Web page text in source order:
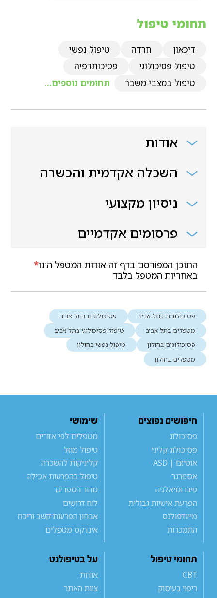
תחומי טיפול
דיכאון חרדה
טיפול נפשי
טיפול פסיכולוגי
פסיכותרפיה
טיפול במצבי משבר
תחומים נוספים...
אודות
השכלה אקדמית והכשרה
ניסיון מקצועי
פרסומים אקדמיים
*התוכן המפורסם בדף זה אודות המטפל הינו
באחריות המטפל בלבד
פסיכולוגית בתל אביב
פסיכולוגים בתל אביב
מטפלים בתל אביב
טיפול פסיכולוגי בתל אביב
פסיכולוגים בחולון
טיפול נפשי בחולון
מטפלים בחולון
חיפושים נפוצים
פסיכולוג
פסיכולוג קליני
אוטיזם | ASD
אספרגר
פיברומיאלגיה
הפרעת אישיות גבולית
מיינדפולנס
התמכרות
שימושי
מטפלים לפי אזורים
טיפול מוזל
קליניקות להשכרה
טיפול בהפרעות אכילה
מדור הספרים
לוח דרושים
אבחון הפרעות קשב וריכוז
אינדקס מטפלים
תחומי טיפול
CBT
ריפוי בעיסוק
על בטיפולנט
אודות
צוות האתר